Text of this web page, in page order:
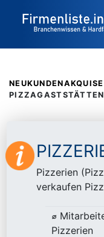
PIZZAGASTSTÄTTEN
Pizzerien
verkaufen
⌀
Pizzerien